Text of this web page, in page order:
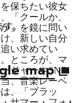
。
map